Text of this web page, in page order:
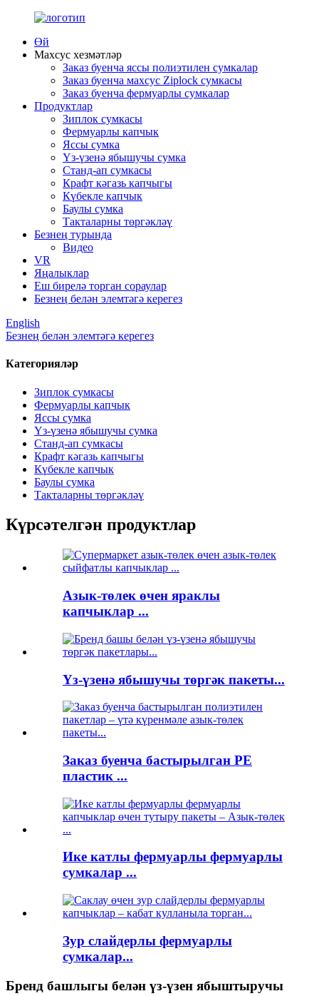
Өй
Махсус хезмәтләр
Заказ буенча яссы полиэтилен сумкалар
Заказ буенча махсус Ziplock сумкасы
Заказ буенча фермуарлы сумкалар
Продуктлар
Зиплок сумкасы
Фермуарлы капчык
Яссы сумка
Үз-үзенә ябышучы сумка
Станд-ап сумкасы
Крафт кәгазь капчыгы
Күбекле капчык
Баулы сумка
Такталарны төргәкләү
Безнең турында
Видео
VR
Яңалыклар
Еш бирелә торган сораулар
Безнең белән элемтәгә керегез
English
Безнең белән элемтәгә керегез
Категорияләр
Зиплок сумкасы
Фермуарлы капчык
Яссы сумка
Үз-үзенә ябышучы сумка
Станд-ап сумкасы
Крафт кәгазь капчыгы
Күбекле капчык
Баулы сумка
Такталарны төргәкләү
Күрсәтелгән продуктлар
Азык-төлек өчен яраклы
капчыклар ...
Үз-үзенә ябышучы төргәк пакеты...
Заказ буенча бастырылган PE
пластик ...
Ике катлы фермуарлы фермуарлы
сумкалар ...
Зур слайдерлы фермуарлы
сумкалар...
Бренд башлыгы белән үз-үзен ябыштыручы